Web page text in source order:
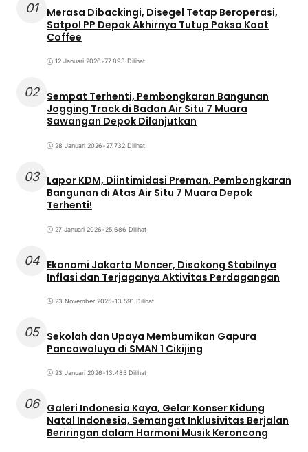
01
Merasa Dibackingi, Disegel Tetap Beroperasi,
Satpol PP Depok Akhirnya Tutup Paksa Koat
Coffee
12 Januari 2026•77.893 Dilihat
02 Sempat Terhenti, Pembongkaran Bangunan
Jogging Track di Badan Air Situ 7 Muara
Sawangan Depok Dilanjutkan
28 Januari 2026•27.732 Dilihat
03 Lapor KDM, Diintimidasi Preman, Pembongkaran
Bangunan di Atas Air Situ 7 Muara Depok
Terhenti!
27 Januari 2026•25.686 Dilihat
04 Ekonomi Jakarta Moncer, Disokong Stabilnya
Inflasi dan Terjaganya Aktivitas Perdagangan
23 November 2025•13.591 Dilihat
05 Sekolah dan Upaya Membumikan Gapura
Pancawaluya di SMAN 1 Cikijing
23 Januari 2026•13.485 Dilihat
06 Galeri Indonesia Kaya, Gelar Konser Kidung
Natal Indonesia, Semangat Inklusivitas Berjalan
Beriringan dalam Harmoni Musik Keroncong